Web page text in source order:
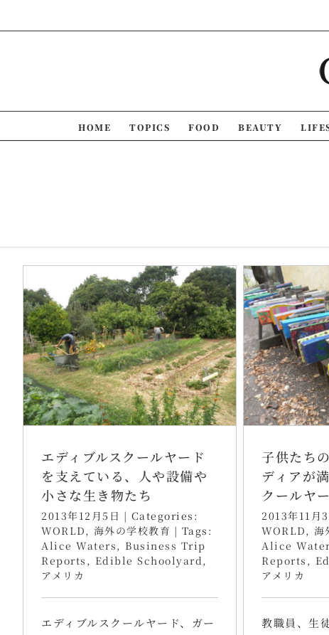
to
HOME TOPICS FOOD BEAUTY
エディブルスクールヤード
を支えている、人や設備や
小さな生き物たち
2013年12月5日 | Categories:
WORLD , 海外の学校教育 | Tags:
Alice Waters , Business Trip
Reports , Edible Schoolyard ,
アメリカ
エディブルスクールヤード、ガー
子供たち
ディアが
クールヤ
2013年11月
WORLD , 海
Alice
Reports ,
アメリカ
教職員、生